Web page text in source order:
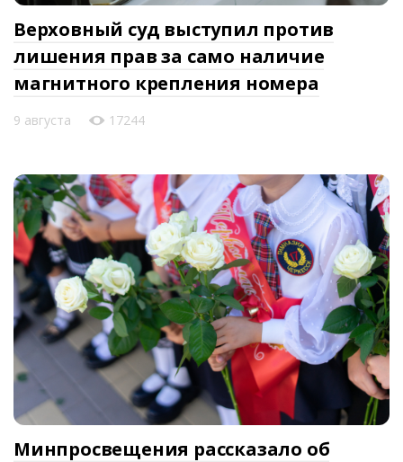
Верховный суд выступил против
лишения прав за само наличие
магнитного крепления номера
9 августа 17244
Минпросвещения рассказало об